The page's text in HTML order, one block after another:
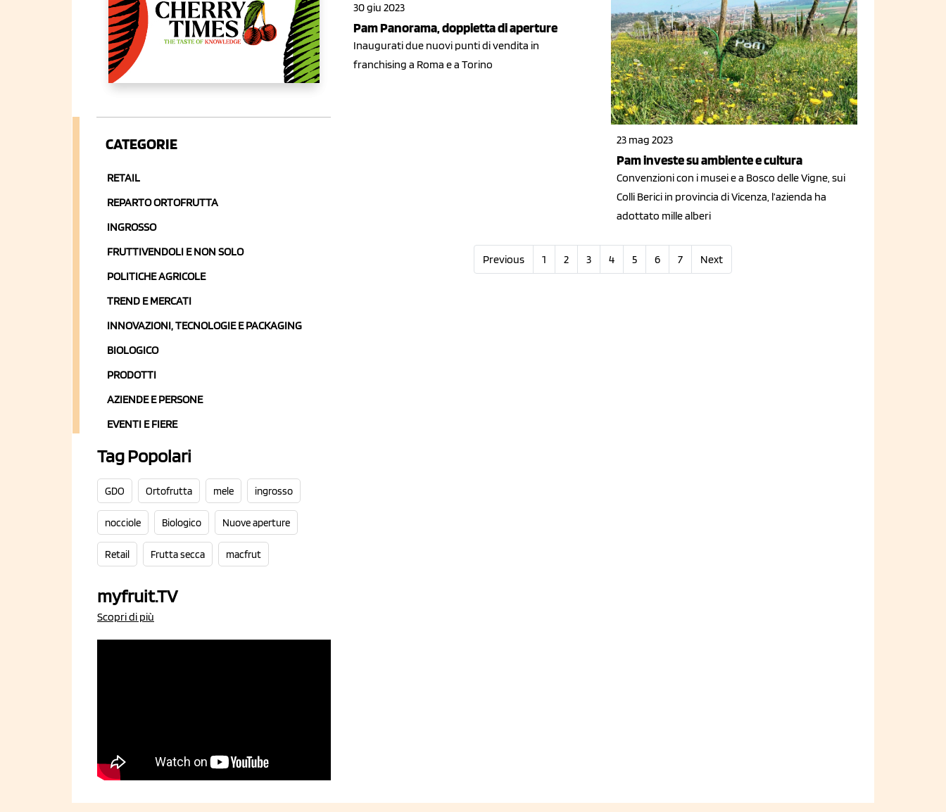
CATEGORIE
RETAIL
REPARTO ORTOFRUTTA
INGROSSO
FRUTTIVENDOLI E NON SOLO
POLITICHE AGRICOLE
TREND E MERCATI
INNOVAZIONI, TECNOLOGIE E PACKAGING
BIOLOGICO
PRODOTTI
AZIENDE E PERSONE
EVENTI E FIERE
Tag Popolari
GDO Ortofrutta mele ingrosso
nocciole Biologico Nuove aperture
Retail Frutta secca macfrut
myfruit.TV
Scopri di più
30 giu 2023
Pam Panorama, doppietta di aperture
Inaugurati due nuovi punti di vendita in
franchising a Roma e a Torino
23 mag 2023
Pam investe su ambiente e cultura
Convenzioni con i musei e a Bosco delle Vigne, sui
Colli Berici in provincia di Vicenza, l’azienda ha
adottato mille alberi
Previous 1 2 3 4 5 6 7 Next